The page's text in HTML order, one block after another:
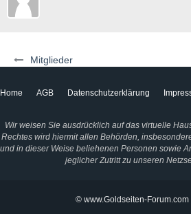
Mitglieder
Home AGB Datenschutzerklärung
Wir weisen Sie ausdrücklich auf das virtuelle
Rechtes wird hiermit allen Behörden,
und in dieser Weise beliehenen Personen sowie
jeglicher Zutritt zu unseren
© www.Goldseiten-